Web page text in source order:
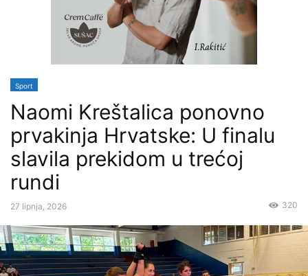
Sport
Naomi Kreštalica ponovno
prvakinja Hrvatske: U finalu
slavila prekidom u trećoj
rundi
27 lipnja, 2026 320